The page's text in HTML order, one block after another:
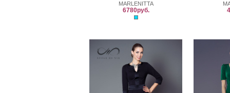
MARLENITTA
6780руб.